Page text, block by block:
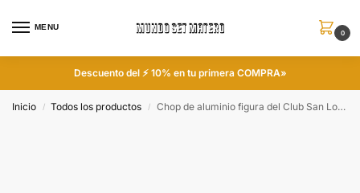
MENU
0
Descuento del ⚡ 10% en tu primera COMPRA»
Inicio / Todos los productos / Chop de aluminio figura del Club San Lorenzo